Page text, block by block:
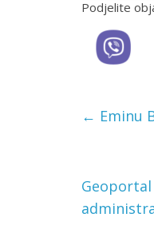
Podjelite
← Eminu